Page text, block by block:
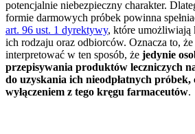
potencjalnie niebezpieczny charakter.
formie darmowych próbek powinna
art. 96 ust. 1 dyrektywy, które umożliwiają
ich rodzaju oraz odbiorców. Oznacza to,
interpretować w ten sposób, że jedynie
przepisywania produktów leczniczych
do uzyskania ich nieodpłatnych próbek,
wyłączeniem z tego kręgu farmaceutów.